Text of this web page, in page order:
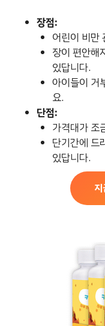
장점:
어린이 비만
장이 편안해
있답니다.
아이들이 거
요.
단점:
가격대가 조
단기간에 드
있답니다.